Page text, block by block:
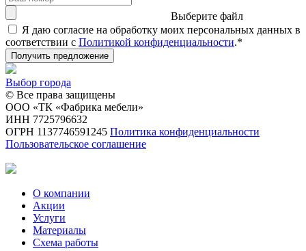
Выберите файл
Я даю согласие на обработку моих персональных данных в
соответствии с Политикой конфиденциальности.*
Получить предложение
Выбор города
© Все права защищены
ООО «ТК «Фабрика мебели»
ИНН 7725796632
ОГРН 1137746591245 Политика конфиденциальности
Пользовательское соглашение
О компании
Акции
Услуги
Материалы
Схема работы